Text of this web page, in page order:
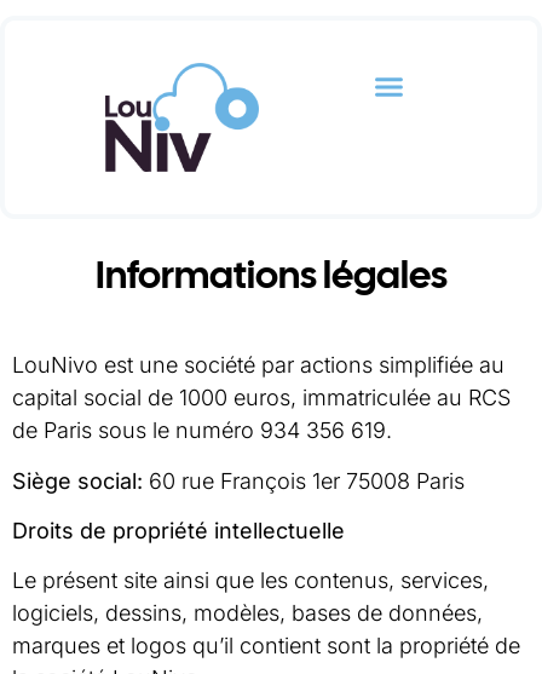
Informations légales
LouNivo est une société par actions simplifiée au
capital social de 1000 euros, immatriculée au RCS
de Paris sous le numéro 934 356 619.
Siège social: 60 rue François 1er 75008 Paris
Droits de propriété intellectuelle
Le présent site ainsi que les contenus, services,
logiciels, dessins, modèles, bases de données,
marques et logos qu’il contient sont la propriété de